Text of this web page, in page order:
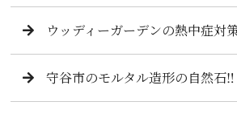
ウッディーガーデンの熱中症対
守谷市のモルタル造形の自然石‼️